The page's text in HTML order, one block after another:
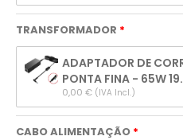
TRANSFORMADOR
ADAPTADOR DE
PONTA FINA - 65W
0,00 € (IVA Incl.)
CABO ALIMENTAÇÃO